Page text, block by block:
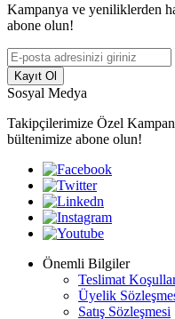
Kampanya ve yeniliklerden
abone olun!
Kayıt Ol
Sosyal Medya
Takipçilerimize Özel
bültenimize abone olun!
Önemli Bilgiler
Teslimat
Üyelik
Satış Sözleşmesi